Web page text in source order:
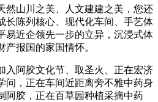
山川之美、人文建建之美，您还
长陈列核心、现代化车间、手艺体
易近企领先一步的立异，沉浸式体
报国的家国情怀。
阿胶文化节、取圣火、正在宏济
问，正在车间近距离旁不雅中药身
阿胶，正在百草园种植采摘中药